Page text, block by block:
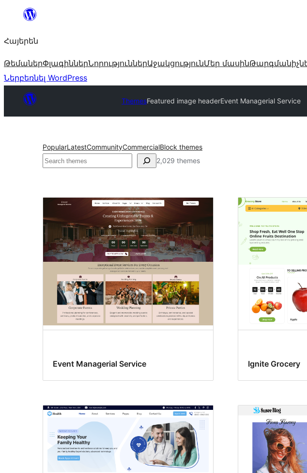
Անցնել
Հայերեն
ԹեմաներՓլագիններՆորություններԱջակցությունՄեր մասին
Ներբեռնել WordPress
ThemesFeatured image headerEvent Managerial Service
PopularLatestCommunityCommercialBlock themes
Որոնել 2,029 themes
Featured
image
header
Event Managerial Service Ignite Grocery